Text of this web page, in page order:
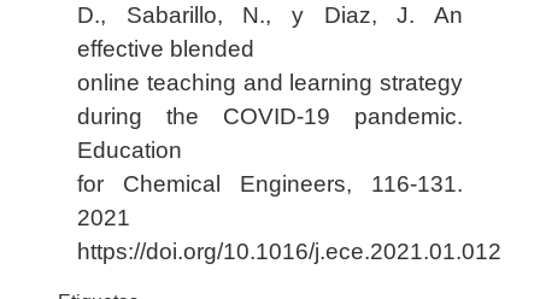
D., Sabarillo, N., y Diaz, J. An
effective blended
online teaching and learning strategy
during the COVID-19 pandemic.
Education
for Chemical Engineers, 116-131.
2021
https://doi.org/10.1016/j.ece.2021.01.012